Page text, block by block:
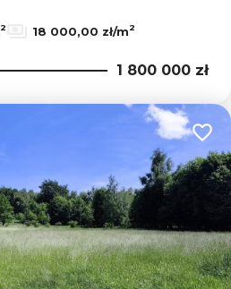
2 18 000,00 zł/m2
1 800 000 zł